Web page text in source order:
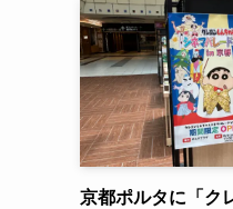
京都ポルタに「ク